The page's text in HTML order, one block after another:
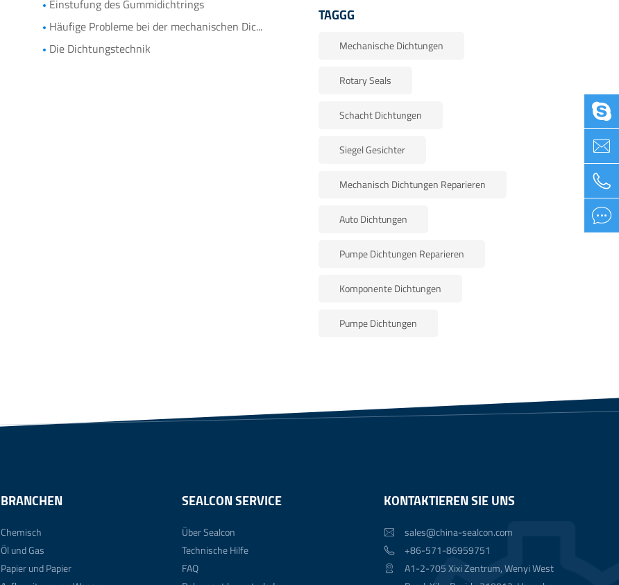
Einstufung des Gummidichtrings
Häufige Probleme bei der mechanischen Dichtungsmaschine
Die Dichtungstechnik
TAGGG
Mechanische Dichtungen
Rotary Seals
Schacht Dichtungen
Siegel Gesichter
Mechanisch Dichtungen Reparieren
Auto Dichtungen
Pumpe Dichtungen Reparieren
Komponente Dichtungen
Pumpe Dichtungen
BRANCHEN
Chemisch
Öl und Gas
Papier und Papier
SEALCON SERVICE
Über Sealcon
Technische Hilfe
FAQ
KONTAKTIEREN SIE UNS
 sales@china-sealcon.com
 +86-571-86959751

A1-2-705 Xixi Zentrum, Wenyi West



